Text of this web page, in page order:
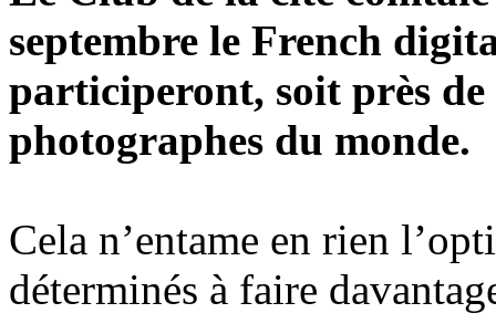
septembre le French
participeront, soit près de
photographes du monde.
Cela n’entame en rien
déterminés à faire